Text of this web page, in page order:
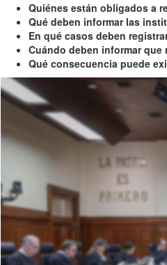
Quiénes están obligados a
Qué deben informar las
En qué casos deben
Cuándo deben informar
Qué consecuencia puede